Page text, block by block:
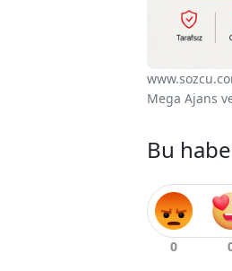
Mega Ajans
Bu